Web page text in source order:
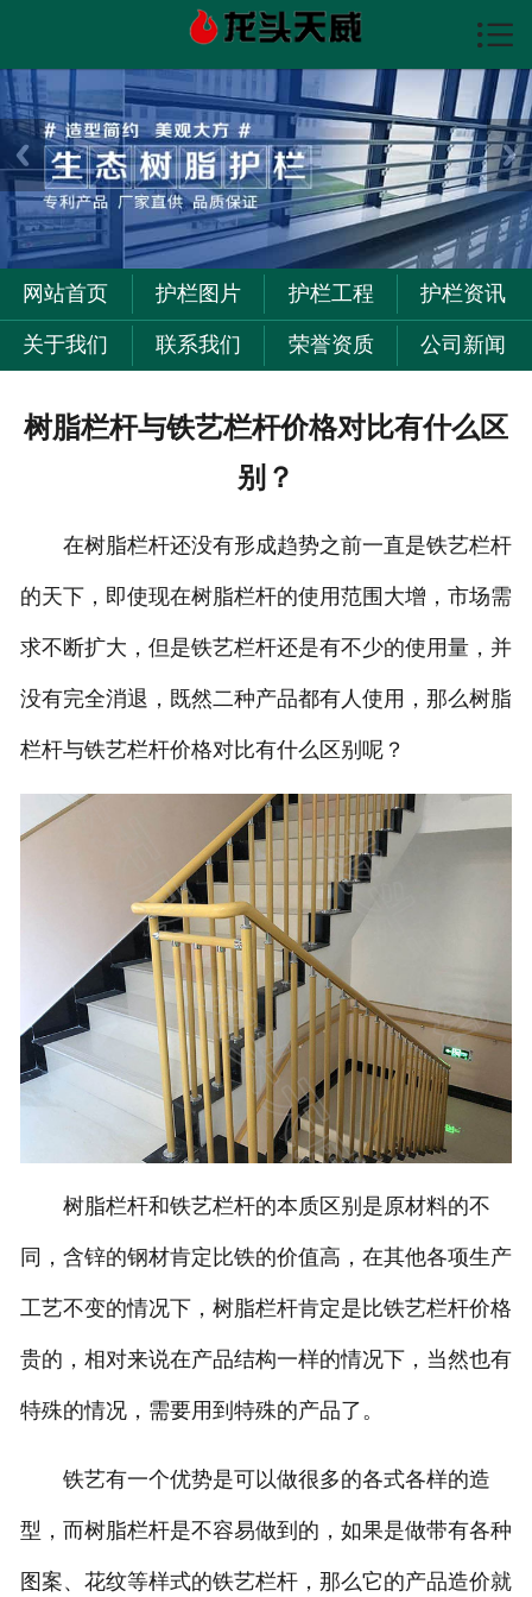

护栏图片
护栏资讯
护栏工程
关于我们
联系我们

网站首页 护栏图片 护栏工程 护栏资讯
关于我们 联系我们 荣誉资质 公司新闻
树脂栏杆与铁艺栏杆价格对比有什么区
别？
在树脂栏杆还没有形成趋势之前一直是铁艺栏杆
的天下，即使现在树脂栏杆的使用范围大增，市场需
求不断扩大，但是铁艺栏杆还是有不少的使用量，并
没有完全消退，既然二种产品都有人使用，那么树脂
栏杆与铁艺栏杆价格对比有什么区别呢？
树脂栏杆和铁艺栏杆的本质区别是原材料的不
同，含锌的钢材肯定比铁的价值高，在其他各项生产
工艺不变的情况下，树脂栏杆肯定是比铁艺栏杆价格
贵的，相对来说在产品结构一样的情况下，当然也有
特殊的情况，需要用到特殊的产品了。
铁艺有一个优势是可以做很多的各式各样的造
型，而树脂栏杆是不容易做到的，如果是做带有各种
图案、花纹等样式的铁艺栏杆，那么它的产品造价就